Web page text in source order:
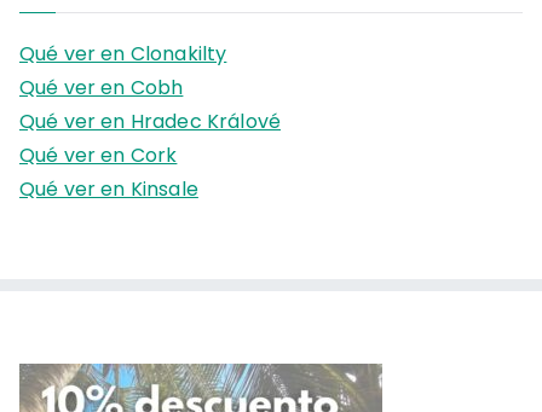
Qué ver en Clonakilty
Qué ver en Cobh
Qué ver en Hradec Králové
Qué ver en Cork
Qué ver en Kinsale